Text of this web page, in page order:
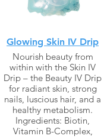
Glowing Skin IV Drip
Nourish beauty from
within with the Skin IV
Drip – the Beauty IV Drip
for radiant skin, strong
nails, luscious hair, and a
healthy metabolism.
Ingredients: Biotin,
Vitamin B-Complex,